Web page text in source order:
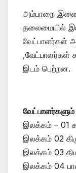
அம்பாறை
தலைமையில்
வேட்பாளர்கள்
,வேட்பாளர்கள்
இடம் பெற்றன.
இலக்கம் – 01
இலக்கம் 02
இலக்கம் 03
இலக்கம் 04